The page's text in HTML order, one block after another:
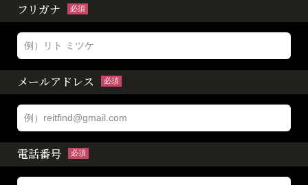
フリガナ 必須
メールアドレス 必須
電話番号 必須